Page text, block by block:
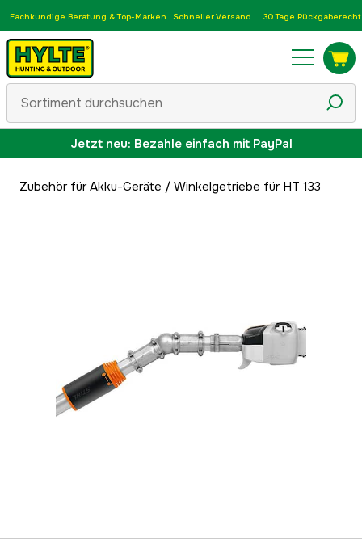
Fachkundige Beratung & Top-Marken Schneller Versand 30 Tage Rückgaberecht
Jetzt neu: Bezahle einfach mit PayPal
Zubehör für Akku-Geräte / Winkelgetriebe für HT 133